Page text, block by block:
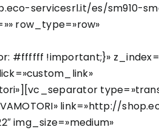
servicesrl.it/es/sm910-
row_type=»row»
#ffffff !important;}»
link=»http://
img_size=»medium»